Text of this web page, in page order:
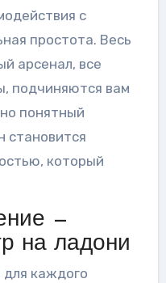
с
простота. Весь
арсенал, все
подчиняются вам
понятный
становится
который
—
на ладони
каждого